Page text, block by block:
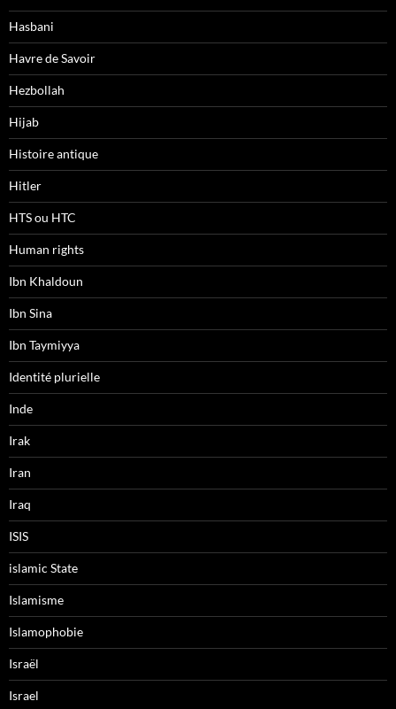
Hasbani
Havre de Savoir
Hezbollah
Hijab
Histoire antique
Hitler
HTS ou HTC
Human rights
Ibn Khaldoun
Ibn Sina
Ibn Taymiyya
Identité plurielle
Inde
Irak
Iran
Iraq
ISIS
islamic State
Islamisme
Islamophobie
Israël
Israel